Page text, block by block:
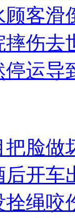
顾客
伤去
停运
把脸做
后开
拴绳